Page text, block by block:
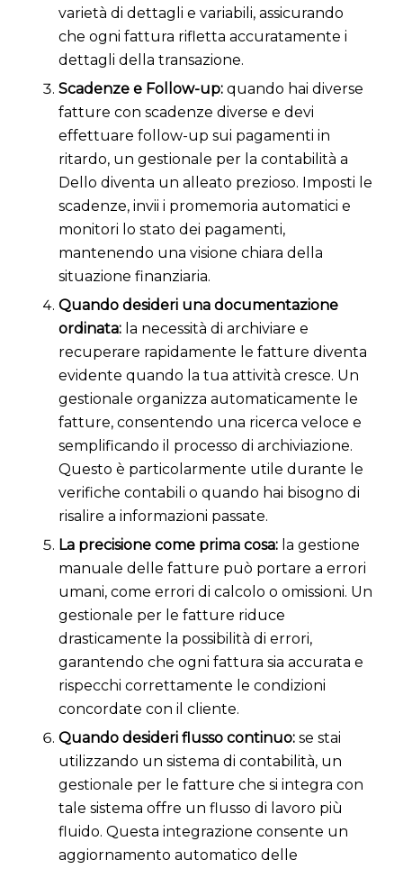
varietà di dettagli e variabili, assicurando
che ogni fattura rifletta accuratamente i
dettagli della transazione.
Scadenze e Follow-up: quando hai diverse
fatture con scadenze diverse e devi
effettuare follow-up sui pagamenti in
ritardo, un gestionale per la contabilità a
Dello diventa un alleato prezioso. Imposti le
scadenze, invii i promemoria automatici e
monitori lo stato dei pagamenti,
mantenendo una visione chiara della
situazione finanziaria.
Quando desideri una documentazione
ordinata: la necessità di archiviare e
recuperare rapidamente le fatture diventa
evidente quando la tua attività cresce. Un
gestionale organizza automaticamente le
fatture, consentendo una ricerca veloce e
semplificando il processo di archiviazione.
Questo è particolarmente utile durante le
verifiche contabili o quando hai bisogno di
risalire a informazioni passate.
La precisione come prima cosa: la gestione
manuale delle fatture può portare a errori
umani, come errori di calcolo o omissioni. Un
gestionale per le fatture riduce
drasticamente la possibilità di errori,
garantendo che ogni fattura sia accurata e
rispecchi correttamente le condizioni
concordate con il cliente.
Quando desideri flusso continuo:se stai
utilizzando un sistema di contabilità, un
gestionale per le fatture che si integra con
tale sistema offre un flusso di lavoro più
fluido. Questa integrazione consente un
aggiornamento automatico delle